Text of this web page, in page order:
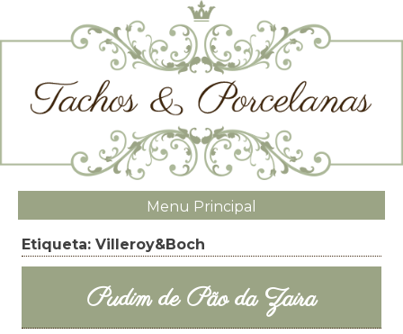
Menu Principal
Etiqueta: Villeroy&Boch
Pudim de Pão da Zaira